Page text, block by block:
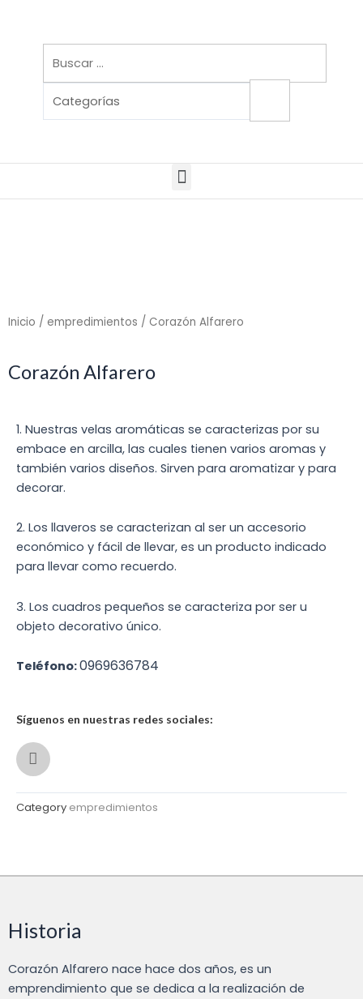
contenido
Menu
Inicio / empredimientos / Corazón Alfarero
Corazón Alfarero
1. Nuestras velas aromáticas se caracterizas por su
embace en arcilla, las cuales tienen varios aromas y
también varios diseños. Sirven para aromatizar y para
decorar.
2. Los llaveros se caracterizan al ser un accesorio
económico y fácil de llevar, es un producto indicado
para llevar como recuerdo.
3. Los cuadros pequeños se caracteriza por ser u
objeto decorativo único.
Teléfono:0969636784
Síguenos en nuestras redes sociales:
F
a
c
e
b
Category empredimientos
Historia
Corazón Alfarero nace hace dos años, es un
emprendimiento que se dedica a la realización de